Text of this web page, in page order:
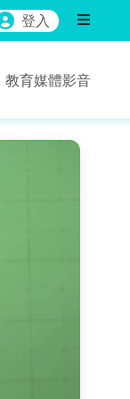
登入
教育媒體影音